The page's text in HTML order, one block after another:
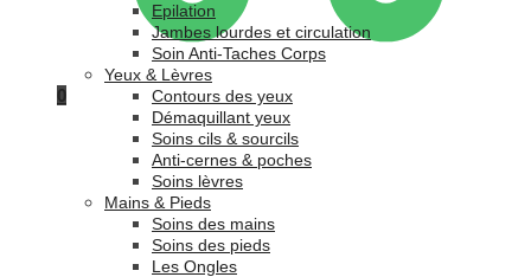
0
Epilation
Jambes lourdes et circulation
Soin Anti-Taches Corps
Yeux & Lèvres
Contours des yeux
Démaquillant yeux
Soins cils & sourcils
Anti-cernes & poches
Soins lèvres
Mains & Pieds
Soins des mains
Soins des pieds
Les Ongles